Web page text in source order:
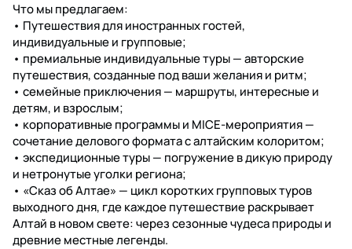
Что мы предлагаем:
• Путешествия для иностранных гостей,
индивидуальные и групповые;
• премиальные индивидуальные туры — авторские
путешествия, созданные под ваши желания и ритм;
• семейные приключения — маршруты, интересные и
детям, и взрослым;
• корпоративные программы и MICE‑мероприятия —
сочетание делового формата с алтайским колоритом;
• экспедиционные туры — погружение в дикую природу
и нетронутые уголки региона;
• «Сказ об Алтае» — цикл коротких групповых туров
выходного дня, где каждое путешествие раскрывает
Алтай в новом свете: через сезонные чудеса природы и
древние местные легенды.